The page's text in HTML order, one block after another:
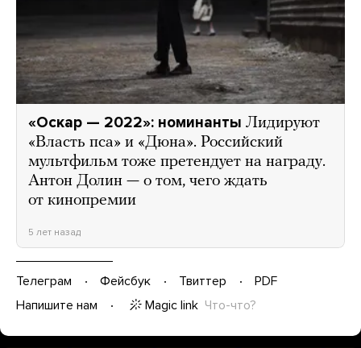
«Оскар — 2022»: номинанты Лидируют
«Власть пса» и «Дюна». Российский
мультфильм тоже претендует на награду.
Антон Долин — о том, чего ждать
от кинопремии
5 лет назад
Телеграм Фейсбук Твиттер
PDF
Напишите нам
Magic link Что-что?